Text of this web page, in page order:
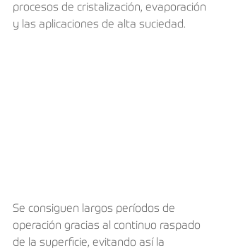
procesos de cristalización, evaporación
y las aplicaciones de alta suciedad.
Se consiguen largos períodos de
operación gracias al continuo raspado
de la superficie, evitando así la